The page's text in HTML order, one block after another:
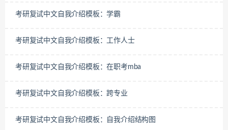
考研复试中文自我介绍模板：学霸
考研复试中文自我介绍模板：工作人士
考研复试中文自我介绍模板：在职考mba
考研复试中文自我介绍模板：跨专业
考研复试中文自我介绍模板：自我介绍结构图